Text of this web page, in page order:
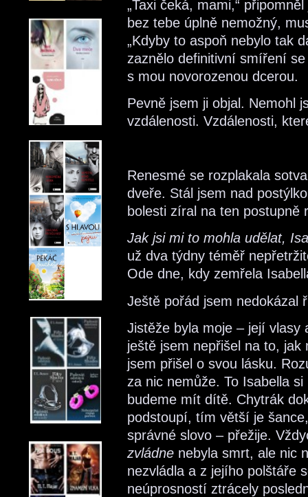
„Taxi čeká, mami,“
bez tebe úplně nemožný,
„Kdyby to aspoň nebylo tak
zaznělo definitivní smíření
s mou novorozenou dcerou.
Pevně jsem ji objal. Nemohl
vzdálenosti. Vzdálenosti,
Renesmé se rozplakala
dveře. Stál jsem nad
bolesti zíral na ten
Jak jsi mi to mohla udělat,
už dva týdny téměř
Ode dne, kdy zemřela
Ještě pořád jsem nedokázal
Jistěže byla moje – její vlasy
ještě jsem nepřišel na to,
jsem přišel o svou lásku.
za nic nemůže. To Isabella
budeme mít dítě. Chytrák
podstoupí, tím větší je
správné slovo – přežije.
zvládne nebyla smrt, ale nic
nezvládla a z jejího polštáře
neúprosností ztrácely